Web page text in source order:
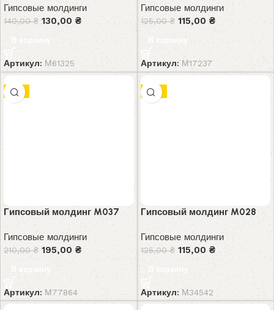
Гипсовые молдинги
140,00₴ 130,00₴
В корзину
Артикул: М61325
Гипсовые молдинги
125,00₴ 115,00₴
В корзину
Артикул:М17237
-7%
Гипсовый молдинг M037
Гипсовые молдинги
210,00₴ 195,00₴
В корзину
Артикул: М77864
-8%
Гипсовый молдинг M028
Гипсовые молдинги
125,00₴ 115,00₴
В корзину
Артикул:М34542